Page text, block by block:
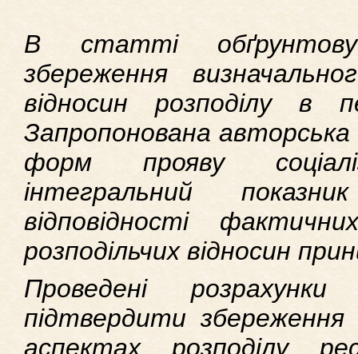
В статті
збереження
відносин розподілу
Запропонована
форм прояву
інтегральний
відповідності
розподільчих відносин
Проведені
підтвердити збереження
аспектах розподілу